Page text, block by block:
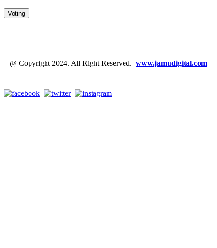
@ Copyright 2024. All Right Reserved. www.jamudigital.com